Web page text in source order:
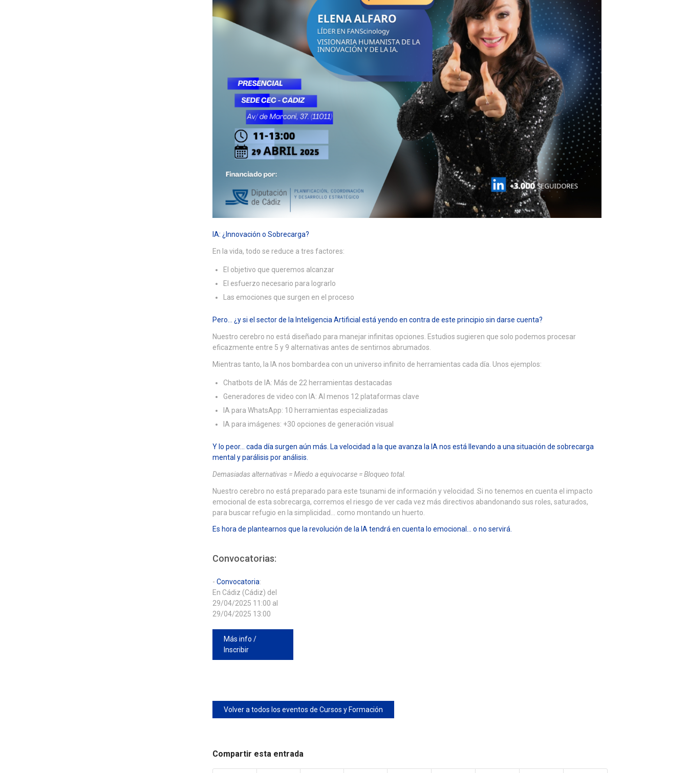
IA: ¿Innovación o Sobrecarga?
En la vida, todo se reduce a tres factores:
El objetivo que queremos alcanzar
El esfuerzo necesario para lograrlo
Las emociones que surgen en el proceso
Pero… ¿y si el sector de la Inteligencia Artificial está yendo en contra de este principio sin darse cuenta?
Nuestro cerebro no está diseñado para manejar infinitas opciones. Estudios sugieren que solo podemos procesar
eficazmente entre 5 y 9 alternativas antes de sentirnos abrumados.
Mientras tanto, la IA nos bombardea con un universo infinito de herramientas cada día. Unos ejemplos:
Chatbots de IA: Más de 22 herramientas destacadas
Generadores de video con IA: Al menos 12 plataformas clave
IA para WhatsApp: 10 herramientas especializadas
IA para imágenes: +30 opciones de generación visual
Y lo peor… cada día surgen aún más. La velocidad a la que avanza la IA nos está llevando a una situación de sobrecarga
mental y parálisis por análisis.
Demasiadas alternativas = Miedo a equivocarse = Bloqueo total.
Nuestro cerebro no está preparado para este tsunami de información y velocidad. Si no tenemos en cuenta el impacto
emocional de esta sobrecarga, corremos el riesgo de ver cada vez más directivos abandonando sus roles, saturados,
para buscar refugio en la simplicidad… como montando un huerto.
Es hora de plantearnos que la revolución de la IA tendrá en cuenta lo emocional… o no servirá.
Convocatorias:
- Convocatoria:
En Cádiz (Cádiz) del
29/04/2025 11:00 al
29/04/2025 13:00
Más info /
Inscribir
Volver a todos los eventos de Cursos y Formación
Compartir esta entrada